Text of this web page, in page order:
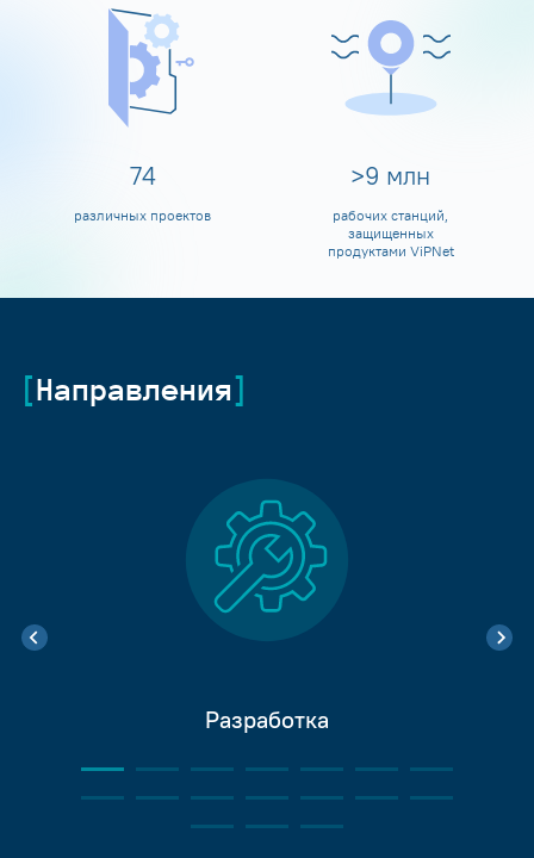
80
различных проектов
>10 млн
рабочих станций,
защищенных
продуктами ViPNet
Направления
Разработка